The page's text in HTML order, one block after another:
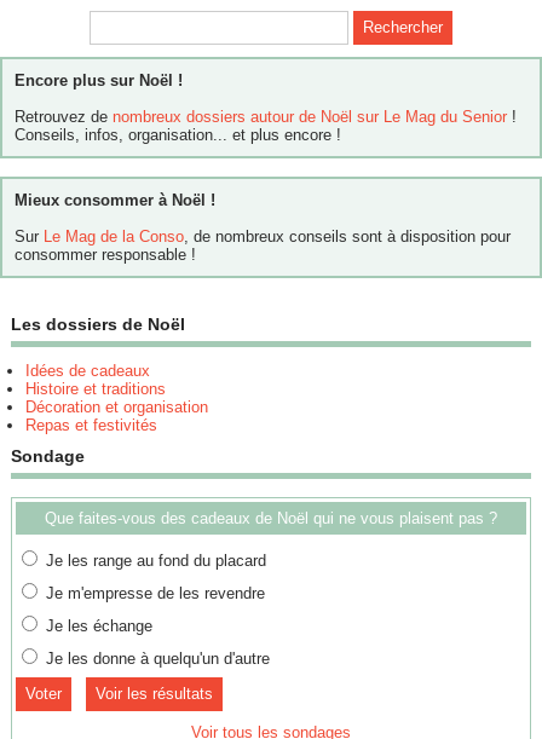
Encore plus sur Noël !
Retrouvez de nombreux dossiers autour de Noël sur Le Mag du Senior !
Conseils, infos, organisation... et plus encore !
Mieux consommer à Noël !
Sur Le Mag de la Conso, de nombreux conseils sont à disposition pour
consommer responsable !
Les dossiers de Noël
Idées de cadeaux
Histoire et traditions
Décoration et organisation
Repas et festivités
Sondage
Que faites-vous des cadeaux de Noël qui ne vous plaisent pas ?
Je les range au fond du placard
Je m'empresse de les revendre
Je les échange
Je les donne à quelqu'un d'autre
Voir les résultats
Voir tous les sondages